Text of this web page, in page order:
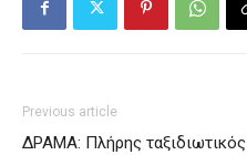
Previous article
ΔΡΑΜΑ: Πλήρης ταξιδιωτικός